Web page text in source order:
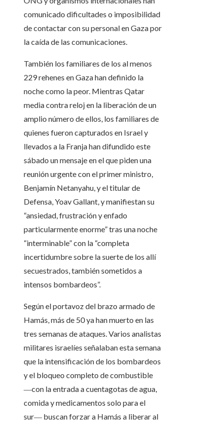
comunicado dificultades o imposibilidad
de contactar con su personal en Gaza por
la caída de las comunicaciones.
También los familiares de los al menos
229 rehenes en Gaza han definido la
noche como la peor. Mientras Qatar
media contra reloj en la liberación de un
amplio número de ellos, los familiares de
quienes fueron capturados en Israel y
llevados a la Franja han difundido este
sábado un mensaje en el que piden una
reunión urgente con el primer ministro,
Benjamín Netanyahu, y el titular de
Defensa, Yoav Gallant, y manifiestan su
“ansiedad, frustración y enfado
particularmente enorme” tras una noche
“interminable” con la “completa
incertidumbre sobre la suerte de los allí
secuestrados, también sometidos a
intensos bombardeos”.
Según el portavoz del brazo armado de
Hamás, más de 50 ya han muerto en las
tres semanas de ataques. Varios analistas
militares israelíes señalaban esta semana
que la intensificación de los bombardeos
y el bloqueo completo de combustible
―con la entrada a cuentagotas de agua,
comida y medicamentos solo para el
sur― buscan forzar a Hamás a liberar al